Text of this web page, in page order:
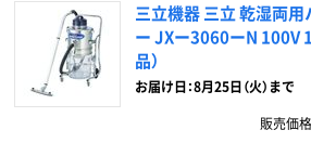
三立機器 三立 乾湿両
ー JXー3060ーN 100V
品）
お届け日：8月25日（火）まで
販売価